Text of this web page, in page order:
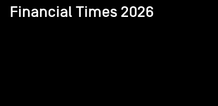
Financial Times 2026